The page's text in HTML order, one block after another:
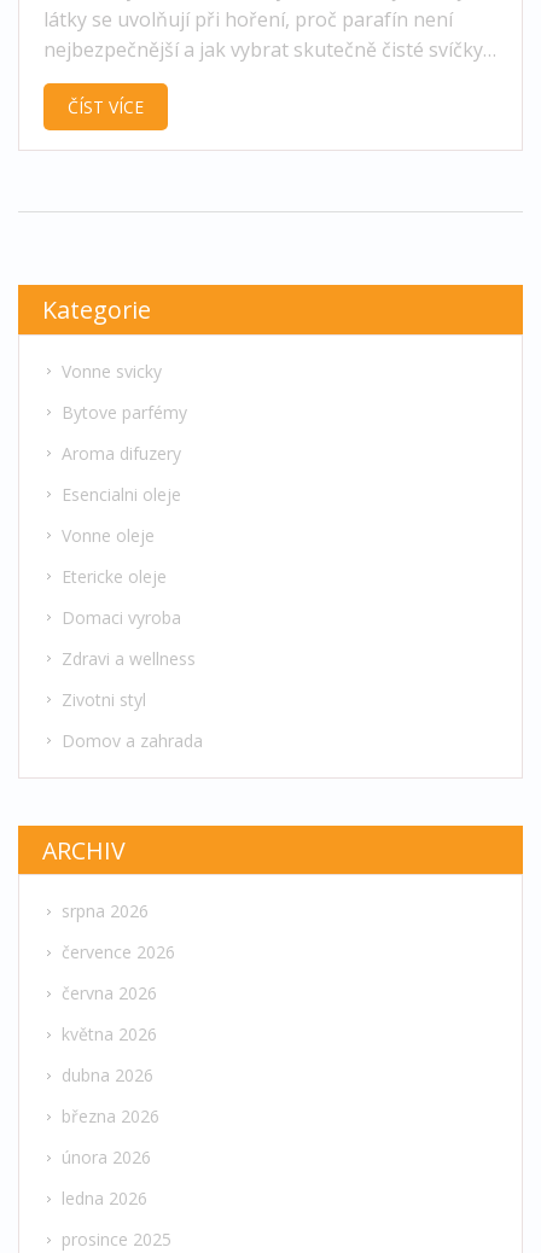
látky se uvolňují při hoření, proč parafín není
nejbezpečnější a jak vybrat skutečně čisté svíčky s
přírodními vůněmi.
ČÍST VÍCE
Kategorie
Vonne svicky
Bytove parfémy
Aroma difuzery
Esencialni oleje
Vonne oleje
Etericke oleje
Domaci vyroba
Zdravi a wellness
Zivotni styl
Domov a zahrada
ARCHIV
srpna 2026
července 2026
června 2026
května 2026
dubna 2026
března 2026
února 2026
ledna 2026
prosince 2025